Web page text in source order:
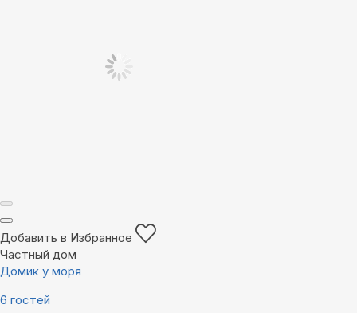
Добавить в Избранное
Частный дом
Домик у моря
6 гостей